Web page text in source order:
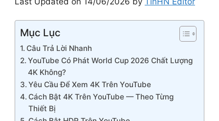
Mục Lục
Câu Trả Lời Nhanh
YouTube Có Phát World Cup 2026 Chất Lượng
4K Không?
Yêu Cầu Để Xem 4K Trên YouTube
Cách Bật 4K Trên YouTube — Theo Từng
Thiết Bị